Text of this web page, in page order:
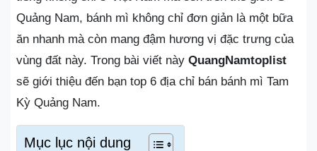
Quảng Nam, bánh mì không chỉ đơn giản là một bữa
ăn nhanh mà còn mang đậm hương vị đặc trưng của
vùng đất này. Trong bài viết này QuangNamtoplist
sẽ giới thiệu đến bạn top 6 địa chỉ bán bánh mì Tam
Kỳ Quảng Nam.
Mục lục nội dung